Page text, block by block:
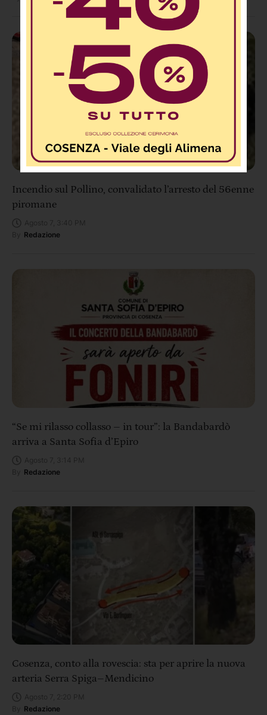
Incendio sul Pollino, convalidato l’arresto del 56enne
piromane
Redazione
“Se mi rilasso collasso – in tour”: la Bandabardò
arriva a Santa Sofia d’Epiro
Redazione
Cosenza, conto alla rovescia: sta per aprire la nuova
arteria Serra Spiga–Mendicino
Redazione